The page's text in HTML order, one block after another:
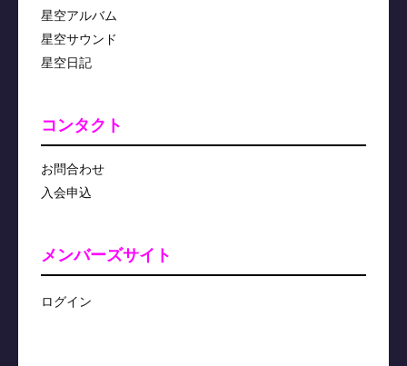
星空アルバム
星空サウンド
星空日記
コンタクト
お問合わせ
入会申込
メンバーズサイト
ログイン